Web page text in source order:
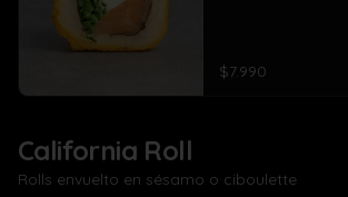
$7.990
California Roll
Rolls envuelto en sésamo o ciboulette